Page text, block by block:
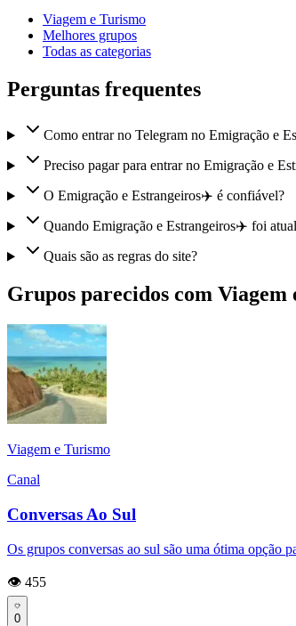
Viagem e Turismo
Melhores grupos
Todas as categorias
Perguntas frequentes
Como entrar no Telegram no Emigração e
Preciso pagar para entrar no Emigração e
O Emigração e Estrangeiros✈️ é confiável?
Quando Emigração e Estrangeiros✈️ foi
Quais são as regras do site?
Grupos parecidos com Viagem
Viagem e Turismo
Canal
Conversas Ao Sul
Os grupos conversas ao sul são uma ótima opção
👁️ 455
0